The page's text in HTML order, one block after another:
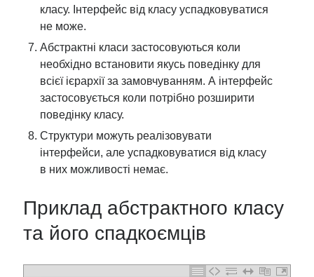
класу. Інтерфейс від класу успадковуватися
не може.
Абстрактні класи застосовуються коли
необхідно встановити якусь поведінку для
всієї ієрархії за замовчуванням. А інтерфейс
застосовується коли потрібно розширити
поведінку класу.
Структури можуть реалізовувати
інтерфейси, але успадковуватися від класу
в них можливості немає.
Приклад абстрактного класу
та його спадкоємців